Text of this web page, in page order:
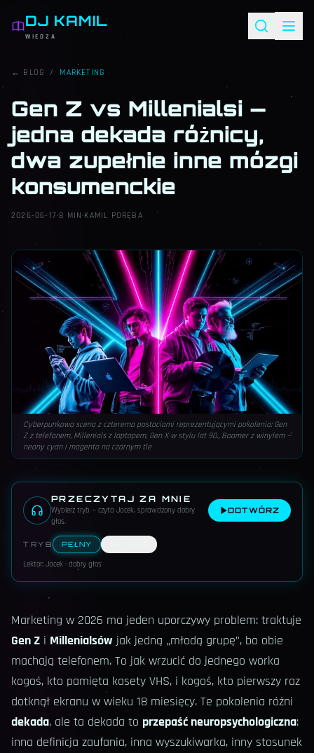
DJ KAMIL
WIEDZA
← BLOG / MARKETING
Gen Z vs Millenialsi —
jedna dekada różnicy,
dwa zupełnie inne mózgi
konsumenckie
2026-06-17·8 MIN ·KAMIL PORĘBA
Cyberpunkowa scena z czterema postaciami reprezentującymi pokolenia: Gen
Z z telefonem, Millenials z laptopem, Gen X w stylu lat 90., Boomer z winylem —
neony cyan i magenta na czarnym tle
PRZECZYTAJ ZA MNIE
Wybierz tryb — czyta Jacek, sprawdzony dobry
głos.
ODTWÓRZ
TRYB PEŁNY
Lektor: Jacek · dobry głos
Marketing w 2026 ma jeden uporczywy problem: traktuje
Gen Z i Millenialsów jak jedną „młodą grupę”, bo obie
machają telefonem. To jak wrzucić do jednego worka
kogoś, kto pamięta kasety VHS, i kogoś, kto pierwszy raz
dotknął ekranu w wieku 18 miesięcy. Te pokolenia różni
dekada, ale ta dekada to przepaść neuropsychologiczna:
inna definicja zaufania, inna wyszukiwarka, inny stosunek